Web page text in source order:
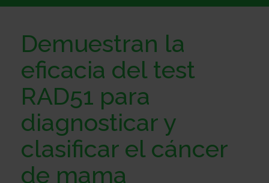
Inicio
Sobre
nosotros
Colabora
Todo
Demuestran la
eficacia del test
RAD51 para
diagnosticar y
clasificar el cáncer
de mama